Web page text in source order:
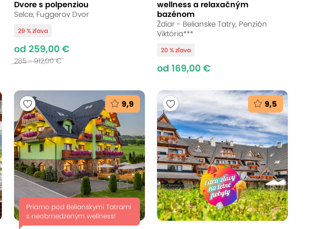
Dvore s polpenziou
Selce, Fuggerov Dvor
29 % zľava
od 259,00 €
285 - 912,00 €
wellness a relaxačným
bazénom
Ždiar - Belianske Tatry, Penzión
Viktória***
20 % zľava
od 169,00 €
9,9
Priamo pod Belianskymi Tatrami
s neobmedzeným wellness!
9,5